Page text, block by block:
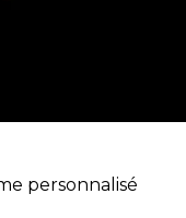
personnalisé